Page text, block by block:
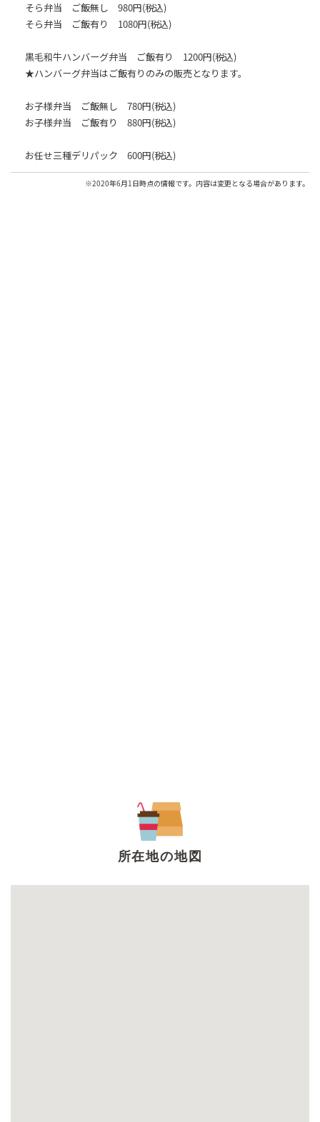
そら弁当 ご飯無し 980円(税込)
そら弁当 ご飯有り 1080円(税込)
黒毛和牛ハンバーグ弁当 ご飯有り 1200円(税込)
★ハンバーグ弁当はご飯有りのみの販売となります。
お子様弁当 ご飯無し 780円(税込)
お子様弁当 ご飯有り 880円(税込)
お任せ三種デリパック 600円(税込)
※2020年6月1日時点の情報です。内容は変更となる場合があります。
所在地の地図